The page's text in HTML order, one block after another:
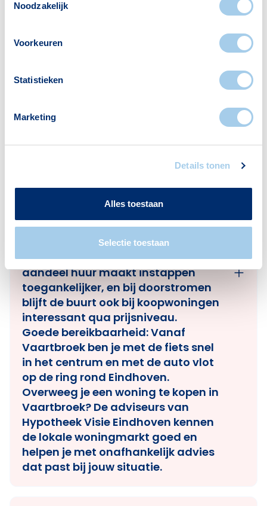
Noodzakelijk
Voorkeuren
Statistieken
Marketing
Details tonen
Alles toestaan
Selectie toestaan
Wonen in Vaartbroek
noordrand van Eindhoven. Voor wie
Amandelpark grenst aan de buurt
hardlopen of een middag met de
Veel huurwoningen:Het hoge
aandeel huur maakt instappen
toegankelijker, en bij doorstromen
blijft de buurt ook bij koopwoningen
interessant qua prijsniveau.
Goede bereikbaarheid:Vanaf
Vaartbroek ben je met de fiets snel
in het centrum en met de auto vlot
op de ring rond Eindhoven.
Overweeg je een woning te kopen in
Vaartbroek? De adviseurs van
Hypotheek Visie Eindhoven kennen
de lokale woningmarkt goed en
helpen je met onafhankelijk advies
dat past bij jouw situatie.